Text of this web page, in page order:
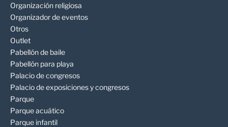
Organización religiosa
Organizador de eventos
Otros
Outlet
Pabellón de baile
Pabellón para playa
Palacio de congresos
Palacio de exposiciones y congresos
Parque
Parque acuático
Parque infantil